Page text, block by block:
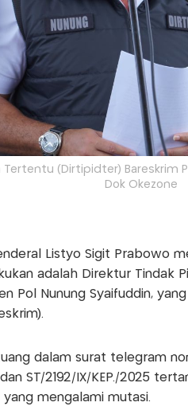
Tertentu (Dirtipidter) Bareskrim
Dok Okezone
Listyo Sigit Prabowo
adalah Direktur Tindak
Pol Nunung Syaifuddin,
dalam surat telegram
ST/2192/IX/KEP./2025
mengalami mutasi.